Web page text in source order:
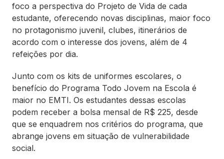
foco a perspectiva do Projeto de Vida de cada
estudante, oferecendo novas disciplinas, maior foco
no protagonismo juvenil, clubes, itinerários de
acordo com o interesse dos jovens, além de 4
refeições por dia.
Junto com os kits de uniformes escolares, o
benefício do Programa Todo Jovem na Escola é
maior no EMTI. Os estudantes dessas escolas
podem receber a bolsa mensal de R$ 225, desde
que se enquadrem nos critérios do programa, que
abrange jovens em situação de vulnerabilidade
social.